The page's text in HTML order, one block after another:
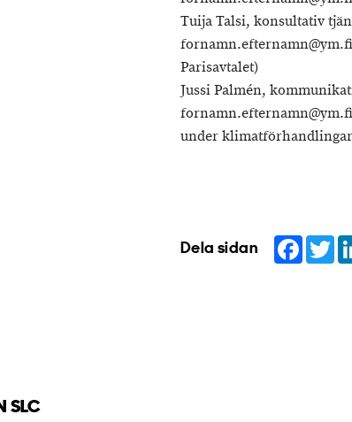
Tuija Talsi, konsultativ
Parisavtalet)
Jussi Palmén,
under
Dela sidan
SLC